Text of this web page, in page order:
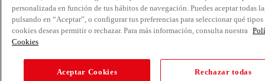
personalizada en función de tus hábitos de navegación. Puedes aceptar todas
pulsando en “Aceptar”, o configurar tus preferencias para seleccionar qué tipos
cookies deseas permitir o rechazar. Para más información, consulta nuestra
Cookies
Aceptar Cookies Rechazar todas